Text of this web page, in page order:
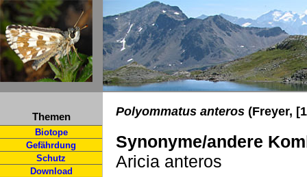
Themen
Biotope
Gefährdung
Schutz
Download
Polyommatus anteros (Freyer,
Synonyme/andere
Aricia anteros